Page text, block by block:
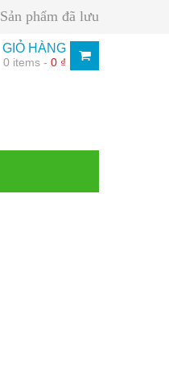
Sản phẩm đã lưu
GIỎ HÀNG
0 items -0 ₫